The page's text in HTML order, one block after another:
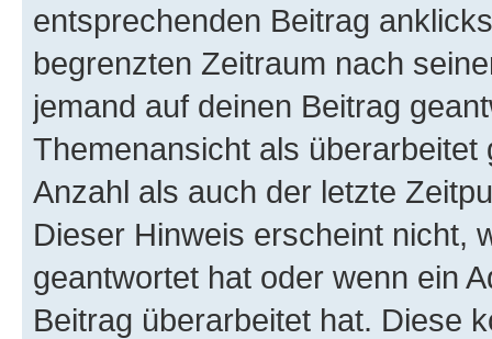
entsprechenden Beitrag
begrenzten Zeitraum nach
jemand auf deinen Beitrag
Themenansicht als
Anzahl als auch der letzte
Dieser Hinweis erscheint nicht,
geantwortet hat oder wenn ein
Beitrag überarbeitet hat. Diese